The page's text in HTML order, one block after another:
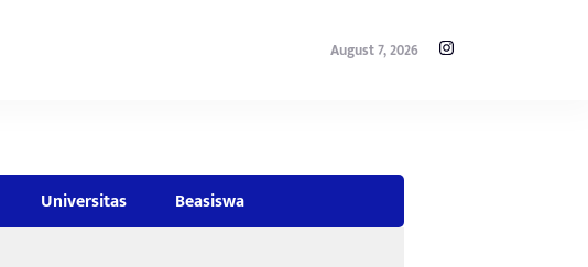
August 7, 2026
Universitas
Beasiswa